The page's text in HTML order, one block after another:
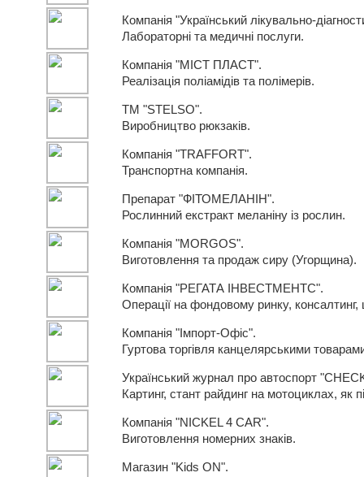
Компанія "Український лікувально-
Лабораторні та медичні послуги.
Компанія "МІСТ ПЛАСТ".
Реалізація поліамідів та полімерів.
ТМ "STELSO".
Виробництво рюкзаків.
Компанія "TRAFFORT".
Транспортна компанія.
Препарат "ФІТОМЕЛАНІН".
Рослинний екстракт меланіну із рослин.
Компанія "MORGOS".
Виготовлення та продаж сиру (Угорщина).
Компанія "РЕГАТА ІНВЕСТМЕНТС".
Операції на фондовому ринку, консалтинг,
Компанія "Імпорт-Офіс".
Гуртова торгівля канцелярськими
Український журнал про автоспорт
Картинг, стант райдинг на мотоциклах, як
Компанія "NICKEL 4 CAR".
Виготовлення номерних знаків.
Магазин "Kids ON".